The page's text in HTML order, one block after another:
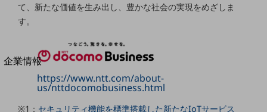
別ウィンドウで開きます
企業情報
企業情報TOP
て、新たな価値を生み出し、豊かな社会の実現をめざしま
す。
https://www.ntt.com/about-
us/nttdocomobusiness.html
※1： セキュリティ機能を標準搭載した新たなIoTサービス